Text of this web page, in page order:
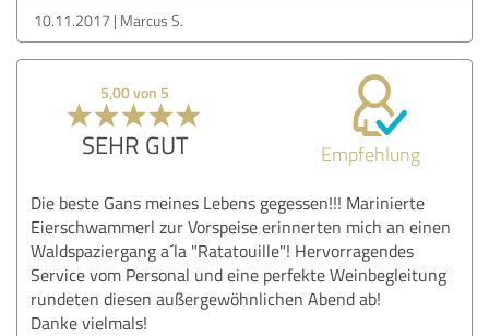
10.11.2017 Marcus S.
5,00 von 5
SEHR GUT Empfehlung
Die beste Gans meines Lebens gegessen!!! Marinierte
Eierschwammerl zur Vorspeise erinnerten mich an einen
Waldspaziergang a´la "Ratatouille"! Hervorragendes
Service vom Personal und eine perfekte Weinbegleitung
rundeten diesen außergewöhnlichen Abend ab!
Danke vielmals!